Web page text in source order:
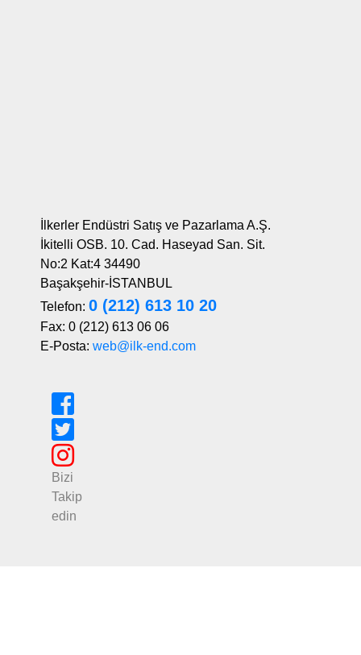
İlkerler Endüstri Satış ve Pazarlama A.Ş.
İkitelli OSB. 10. Cad. Haseyad San. Sit.
No:2 Kat:4 34490
Başakşehir-İSTANBUL
Telefon: 0 (212) 613 10 20
Fax: 0 (212) 613 06 06
E-Posta: web@ilk-end.com
Bizi
Takip
edin